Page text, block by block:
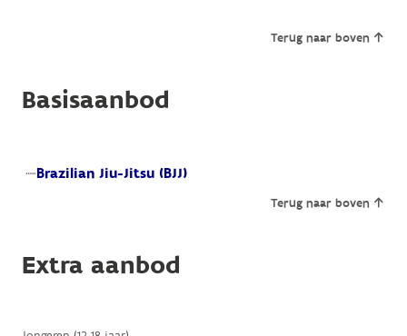
Terug naar boven
Basisaanbod
Brazilian Jiu-Jitsu (BJJ)
Terug naar boven
Extra aanbod